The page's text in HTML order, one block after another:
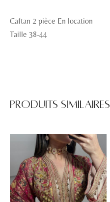
Caftan 2 pièce En location
Taille 38-44
Produits similaires